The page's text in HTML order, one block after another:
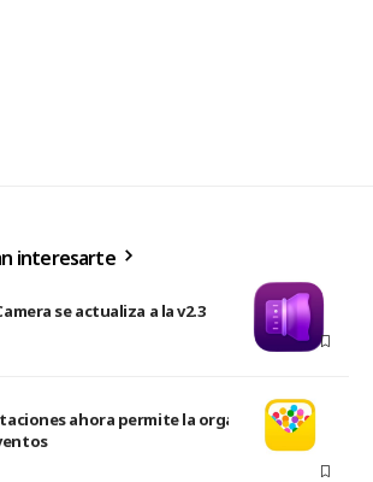
interesarte
se actualiza a la v2.3
ahora permite la organización